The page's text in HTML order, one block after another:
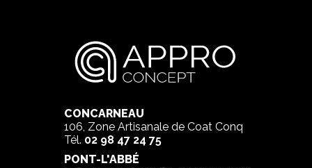
CONCARNEAU
106, Zone Artisanale de Coat Conq
Tél. 02 98 47 24 75
PONT-L'ABBÉ